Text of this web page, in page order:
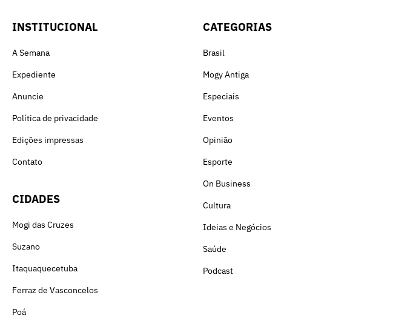
INSTITUCIONAL
A Semana
Expediente
Anuncie
Política de privacidade
Edições impressas
Contato
CIDADES
Mogi das Cruzes
Suzano
Itaquaquecetuba
Ferraz de Vasconcelos
Poá
CATEGORIAS
Brasil
Mogy Antiga
Especiais
Eventos
Opinião
Esporte
On Business
Cultura
Ideias e Negócios
Saúde
Podcast